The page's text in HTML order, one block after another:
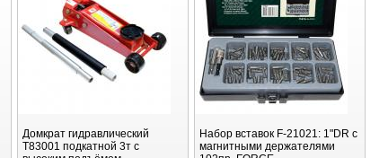
Домкрат гидравлический
T83001 подкатной 3т с
Набор вставок F-21021: 1"DR с
магнитными держателями